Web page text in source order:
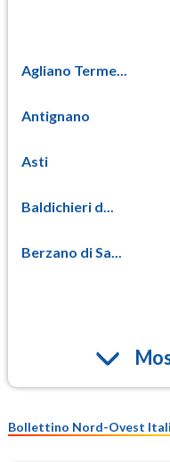
Agliano Terme...
Antignano
Asti
Baldichieri d...
Berzano di Sa...
Bollettino Nord-Ovest